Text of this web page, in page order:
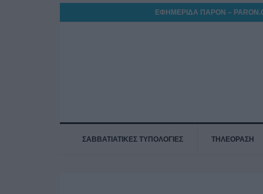
ΕΦΗΜΕΡΙΔΑ ΠΑΡΟΝ –
ΣΑΒΒΑΤΙΑΤΙΚΕΣ ΤΥΠΟΛΟΓΙΕΣ ΤΗΛΕΟΡΑΣΗ